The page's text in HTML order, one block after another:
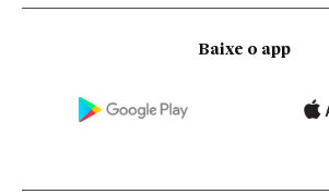
Baixe o app